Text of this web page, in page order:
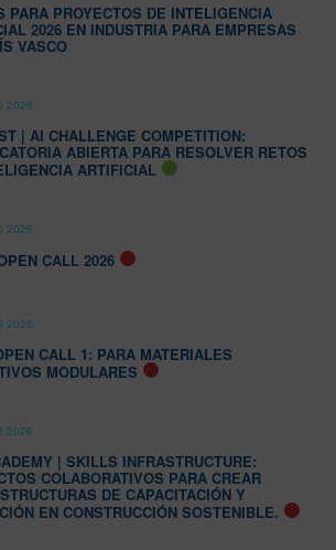
PARA PROYECTOS DE INTELIGENCIA
2026 EN INDUSTRIA PARA EMPRESAS
VASCO
2026
| AI CHALLENGE COMPETITION:
ABIERTA PARA RESOLVER RETOS
ARTIFICIAL
2026
CALL 2026
2026
CALL 1: PARA MATERIALES
MODULARES
2026
| SKILLS INFRASTRUCTURE:
COLABORATIVOS PARA CREAR
DE CAPACITACIÓN Y
EN CONSTRUCCIÓN SOSTENIBLE.